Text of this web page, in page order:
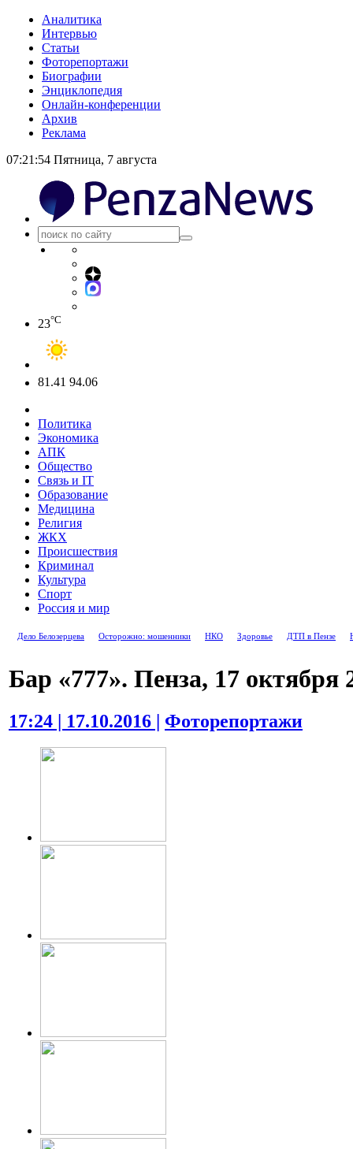
Аналитика
Интервью
Статьи
Фоторепортажи
Биографии
Энциклопедия
Онлайн-конференции
Архив
Реклама
07:21:54 Пятница, 7 августа
23°C
81.41 94.06
Политика
Экономика
АПК
Общество
Связь и IT
Образование
Медицина
Религия
ЖКХ
Происшествия
Криминал
Культура
Спорт
Россия и мир
Дело Белозерцева Осторожно: мошенники НКО Здоровье ДТП в Пензе
Бар «777». Пенза, 17 октября
17:24 | 17.10.2016 | Фоторепортажи